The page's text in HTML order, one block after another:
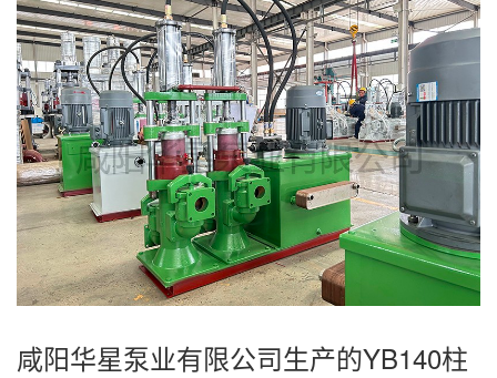
咸阳华星泵业有限公司生产的YB140柱